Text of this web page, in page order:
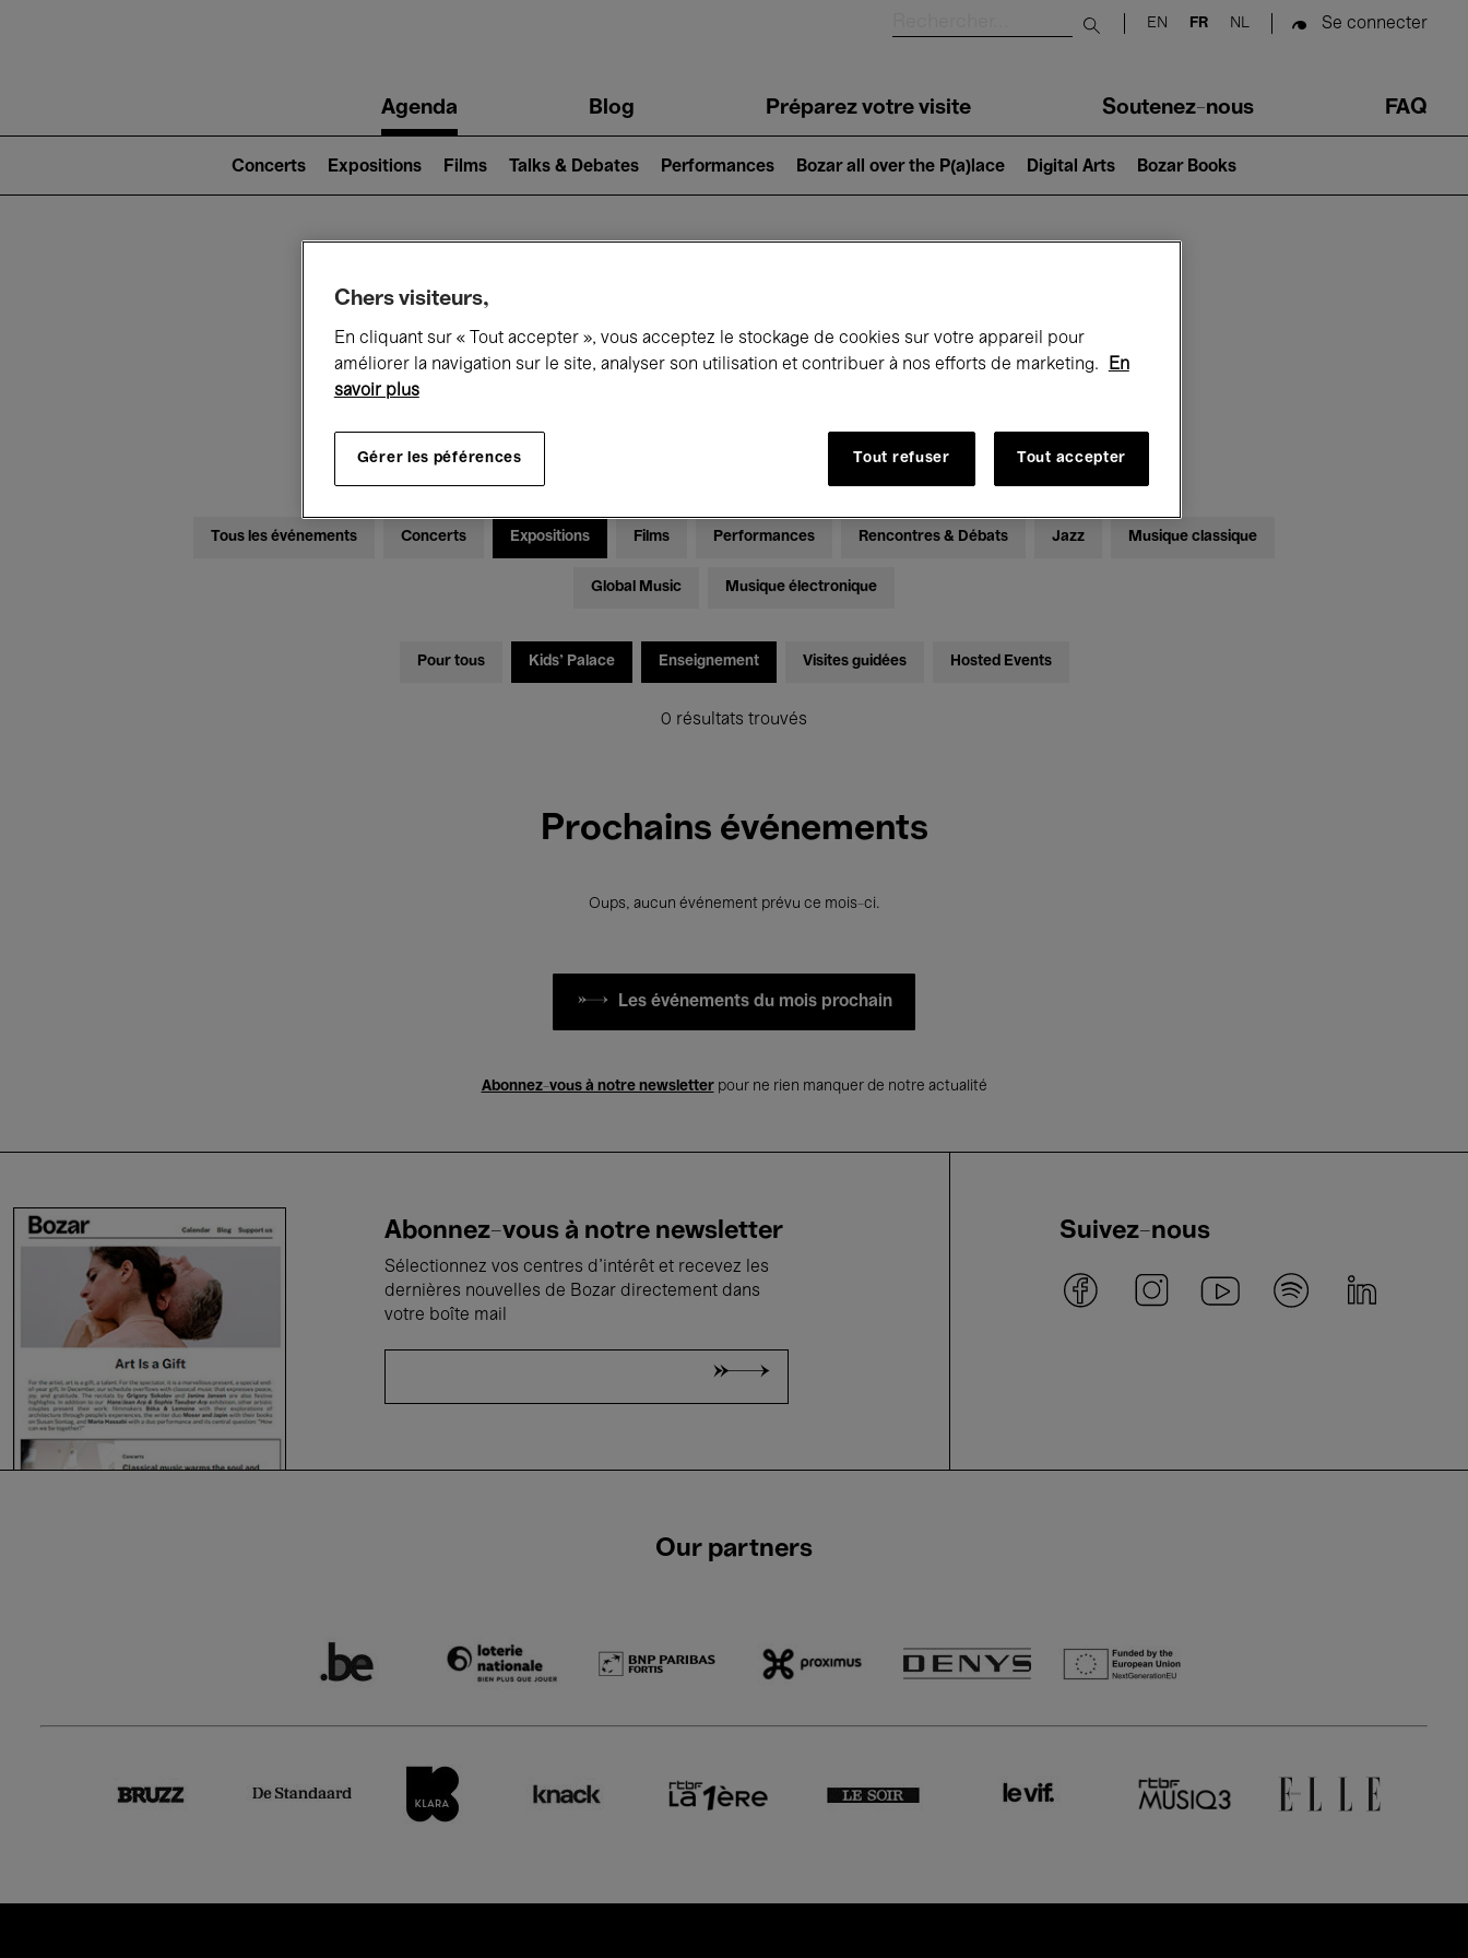
Submit search
EN FR NL Se connecter
navigationAgenda Blog Préparez votre visite Soutenez-nous FAQ
2)
Concerts Expositions Films Talks & Debates Performances Bozar all over the P(a)lace Digital Arts Bozar Books
Ce qui se passe à Bozar
Tous les événements Concerts Expositions Films Performances Rencontres & Débats Jazz Musique classique
Global Music Musique électronique
Pour tous Kids’ Palace Enseignement Visites guidées Hosted Events
0 résultats trouvés
Prochains événements
Oups, aucun événement prévu ce mois-ci.
Les événements du mois prochain
Abonnez-vous à notre newsletterpour ne rien manquer de notre actualité
Abonnez-vous à notre newsletter
Sélectionnez vos centres d'intérêt et recevez les
dernières nouvelles de Bozar directement dans
votre boîte mail
Suivez-nous
Our partners
Chers visiteurs,
En cliquant sur « Tout accepter », vous acceptez le stockage de cookies sur votre appareil pour
améliorer la navigation sur le site, analyser son utilisation et contribuer à nos efforts de marketing.
En
savoir plus
Gérer les péférences Tout refuser Tout accepter